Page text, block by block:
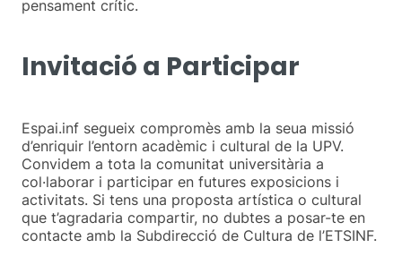
pensament crític.
Invitació a Participar
Espai.inf segueix compromès amb la seua missió
d’enriquir l’entorn acadèmic i cultural de la UPV.
Convidem a tota la comunitat universitària a
col·laborar i participar en futures exposicions i
activitats. Si tens una proposta artística o cultural
que t’agradaria compartir, no dubtes a posar-te en
contacte amb la Subdirecció de Cultura de l’ETSINF.